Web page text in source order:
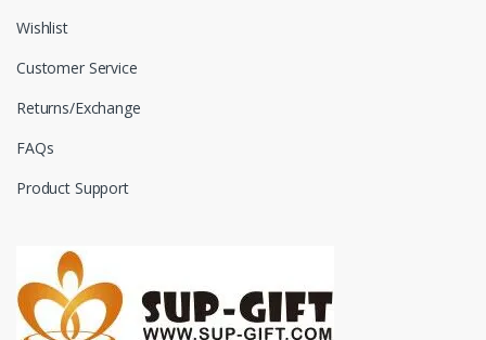
Wishlist
Customer Service
Returns/Exchange
FAQs
Product Support